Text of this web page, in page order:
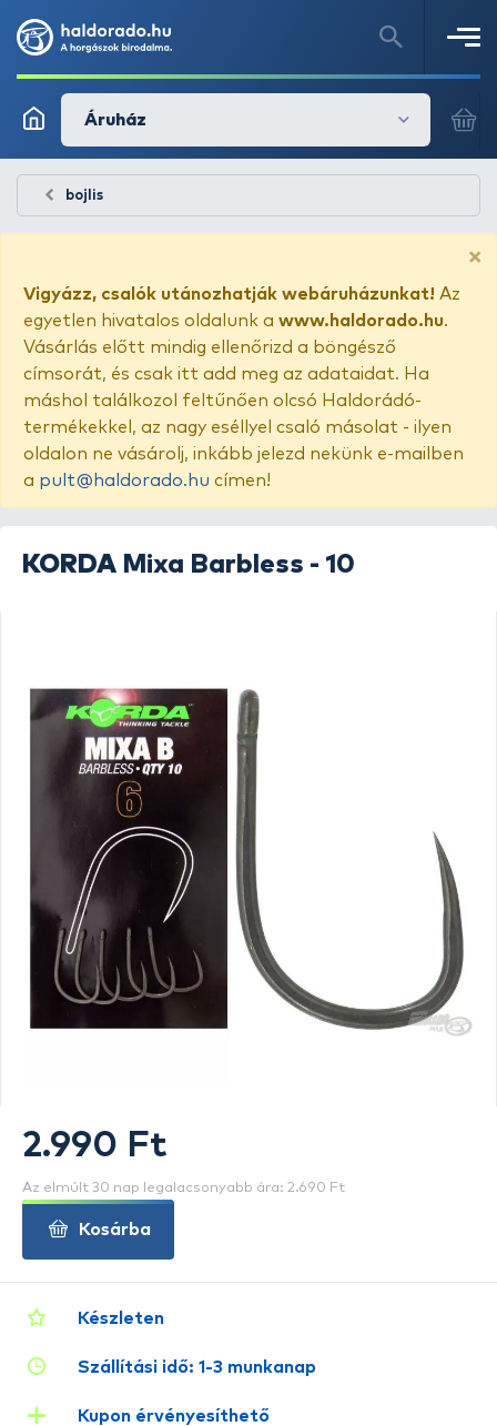
Áruház
bojlis
×
Vigyázz, csalók utánozhatják webáruházunkat! Az
egyetlen hivatalos oldalunk a www.haldorado.hu.
Vásárlás előtt mindig ellenőrizd a böngésző
címsorát, és csak itt add meg az adataidat. Ha
máshol találkozol feltűnően olcsó Haldorádó-
termékekkel, az nagy eséllyel csaló másolat - ilyen
oldalon ne vásárolj, inkább jelezd nekünk e-mailben
a pult@haldorado.hu címen!
KORDA Mixa Barbless - 10
Készleten
Szállítási idő: 1-3 munkanap
Kupon érvényesíthető
2.990 Ft
Az elmúlt 30 nap legalacsonyabb ára: 2.690 Ft
Kosárba